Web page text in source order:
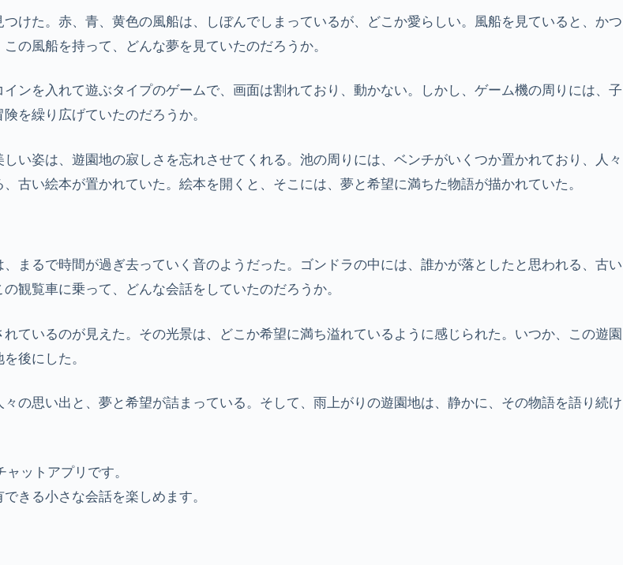
けた。赤、青、黄色の風船は、しぼんでしまっているが、どこか愛らしい。風船を見ていると、かつ
の風船を持って、どんな夢を見ていたのだろうか。
ンを入れて遊ぶタイプのゲームで、画面は割れており、動かない。しかし、ゲーム機の周りには、子
を繰り広げていたのだろうか。
い姿は、遊園地の寂しさを忘れさせてくれる。池の周りには、ベンチがいくつか置かれており、人々
古い絵本が置かれていた。絵本を開くと、そこには、夢と希望に満ちた物語が描かれていた。
まるで時間が過ぎ去っていく音のようだった。ゴンドラの中には、誰かが落としたと思われる、古い
観覧車に乗って、どんな会話をしていたのだろうか。
ているのが見えた。その光景は、どこか希望に満ち溢れているように感じられた。いつか、この遊園
後にした。
の思い出と、夢と希望が詰まっている。そして、雨上がりの遊園地は、静かに、その物語を語り続け
ットアプリです。
きる小さな会話を楽しめます。